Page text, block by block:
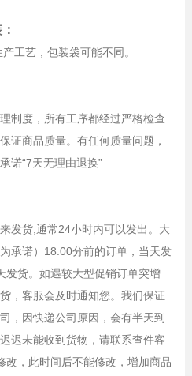
工艺，包装袋可能不同。
制度，所有工序都经过严格检查
证商品质量。有任何质量问题，
诺“7天无理由退换”
发货,通常24小时内可以发出。大
承诺）18:00分前的订单，当天发
发货。如遇较大型促销订单突增
，客服会及时通知您。我们保证
，因快递公司原因，会有半天到
迟未能收到货物，请联系查件客
改，此时间后不能修改，增加商品